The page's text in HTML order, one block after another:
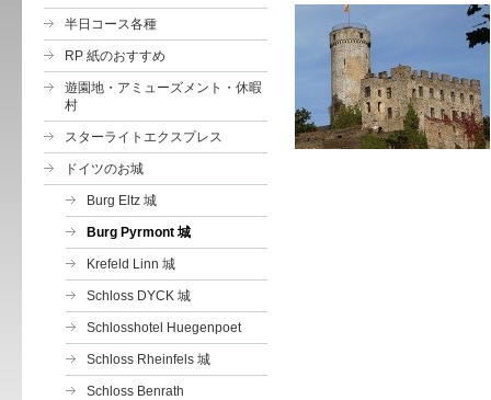
半日コース各種
RP 紙のおすすめ
遊園地・アミューズメント・休暇
村
スターライトエクスプレス
ドイツのお城
Burg Eltz 城
Burg Pyrmont 城
Krefeld Linn 城
Schloss DYCK 城
Schlosshotel Huegenpoet
Schloss Rheinfels 城
Schloss Benrath